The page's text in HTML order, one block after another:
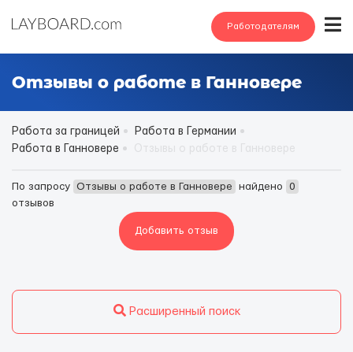
Работодателям
Отзывы о работе в Ганновере
Работа за границей
Работа в Германии
Работа в Ганновере
По запросу Отзывы о работе в Ганновере найдено
0
отзывов
Добавить отзыв
Расширенный поиск